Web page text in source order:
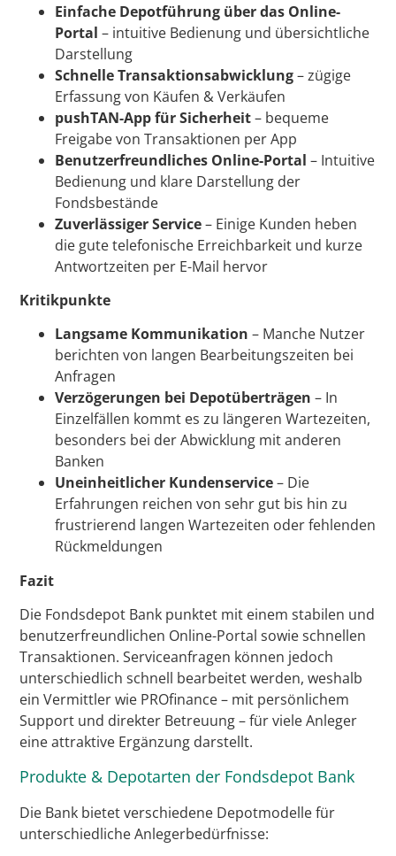
Einfache Depotführung über das Online-
Portal – intuitive Bedienung und übersichtliche
Darstellung
Schnelle Transaktionsabwicklung– zügige
Erfassung von Käufen & Verkäufen
pushTAN-App für Sicherheit– bequeme
Freigabe von Transaktionen per App
Benutzerfreundliches Online-Portal – Intuitive
Bedienung und klare Darstellung der
Fondsbestände
Zuverlässiger Service– Einige Kunden heben
die gute telefonische Erreichbarkeit und kurze
Antwortzeiten per E-Mail hervor
Kritikpunkte
Langsame Kommunikation – Manche Nutzer
berichten von langen Bearbeitungszeiten bei
Anfragen
Verzögerungen bei Depotüberträgen – In
Einzelfällen kommt es zu längeren Wartezeiten,
besonders bei der Abwicklung mit anderen
Banken
Uneinheitlicher Kundenservice– Die
Erfahrungen reichen von sehr gut bis hin zu
frustrierend langen Wartezeiten oder fehlenden
Rückmeldungen
Fazit
Die Fondsdepot Bank punktet mit einem stabilen und
benutzerfreundlichen Online-Portal sowie schnellen
Transaktionen. Serviceanfragen können jedoch
unterschiedlich schnell bearbeitet werden, weshalb
ein Vermittler wie PROfinance – mit persönlichem
Support und direkter Betreuung – für viele Anleger
eine attraktive Ergänzung darstellt.
Produkte & Depotarten der Fondsdepot Bank
Die Bank bietet verschiedene Depotmodelle für
unterschiedliche Anlegerbedürfnisse: